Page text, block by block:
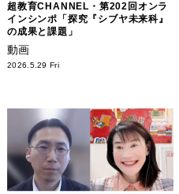
超教育CHANNEL・第202回オンラ
インシンポ「探究『シブヤ未来科』
の成果と課題」
動画
2026.5.29 Fri